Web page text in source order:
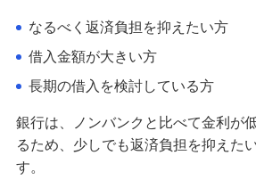
お金を借りる方法を状況別に紹
査なしの方法や選び方も解説
を抑える方法も解説
なるべく返済負担を抑えたい方
借入金額が大きい方
長期の借入を検討している方
銀行は、ノンバンクと比べて金利が
るため、少しでも返済負担を抑えた
す。